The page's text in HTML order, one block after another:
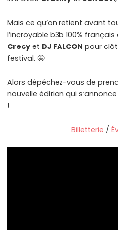
Mais ce qu’on retient avant
l’incroyable b3b 100% français
Crecy et DJ FALCON pour
festival. 🤩
Alors dépêchez-vous de
nouvelle édition qui
!
Billetterie /